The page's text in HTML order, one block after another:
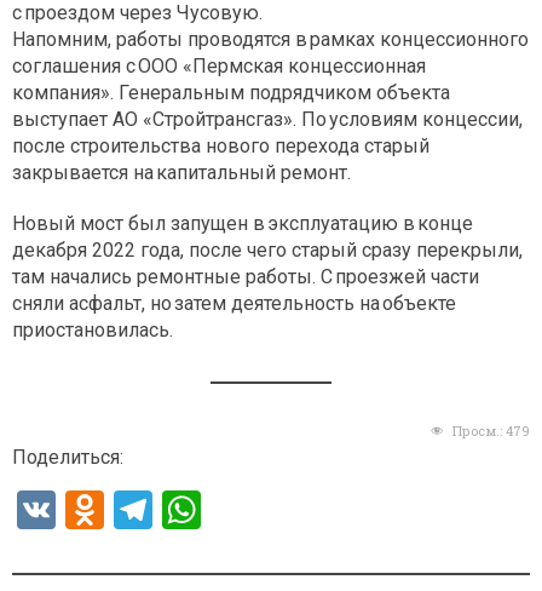
с проездом через Чусовую.
Напомним, работы проводятся в рамках концессионного
соглашения с ООО «Пермская концессионная
компания». Генеральным подрядчиком объекта
выступает АО «Стройтранс­газ». По условиям концессии,
после строительства нового перехода старый
закрывается на капитальный ремонт.
Новый мост был запущен в эксплуатацию в конце
декабря 2022 года, после чего старый сразу перекрыли,
там начались ремонтные работы. С проезжей части
сняли асфальт, но затем деятельность на объекте
приостановилась.
Просм.: 479
Поделиться:
V
O
T